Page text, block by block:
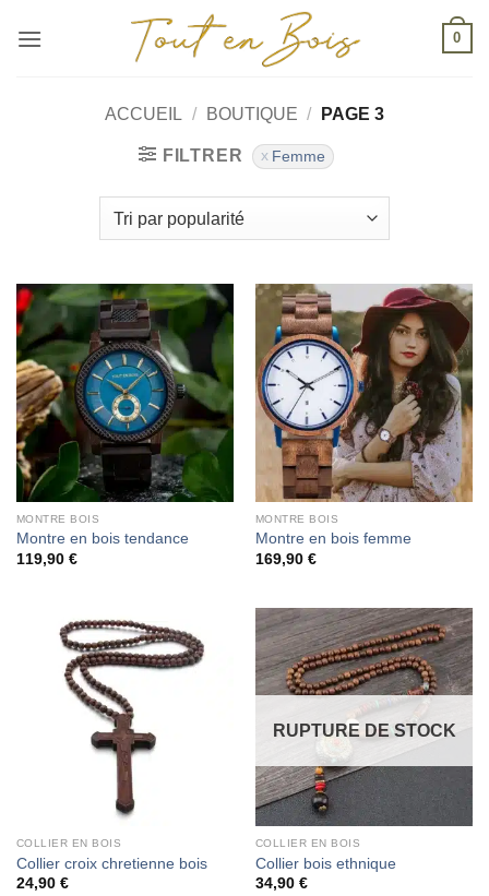
0
ACCUEIL / BOUTIQUE / PAGE 3
FILTRER Femme
MONTRE BOIS
Montre en bois tendance
119,90 €
MONTRE BOIS
Montre en bois femme
169,90 €
COLLIER EN BOIS
Collier croix chretienne bois
24,90 €
RUPTURE DE STOCK
COLLIER EN BOIS
Collier bois ethnique
34,90 €